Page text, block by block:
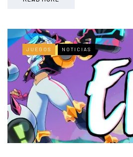
JUEGOS NOTICIAS